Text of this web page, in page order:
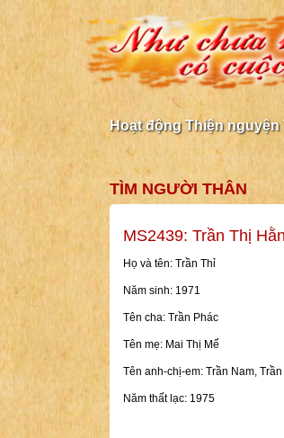
Hoạt động Thiện
TÌM NGƯỜI THÂN
MS2439: Trần Thị
Họ và tên: Trần Thỉ
Năm sinh: 1971
Tên cha: Trần Phác
Tên mẹ: Mai Thị Mể
Tên anh-chị-em: Trần Nam,
Năm thất lạc: 1975